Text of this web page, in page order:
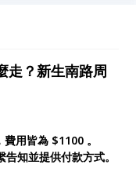
企業團隊建
走？新生南路周
用皆為 $1100 。
知並提供付款方式。